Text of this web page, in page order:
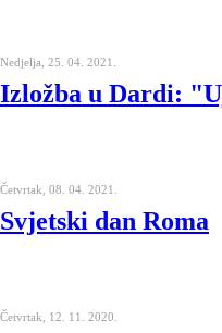
Nedjelja, 25. 04. 2021.
Izložba u Dardi:
Četvrtak, 08. 04. 2021.
Svjetski dan Roma
Četvrtak, 12. 11. 2020.